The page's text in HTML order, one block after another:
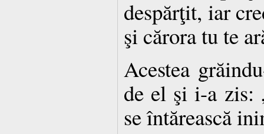
despărţit, iar
şi cărora tu te
Acestea
de el şi i-a zis:
se întărească